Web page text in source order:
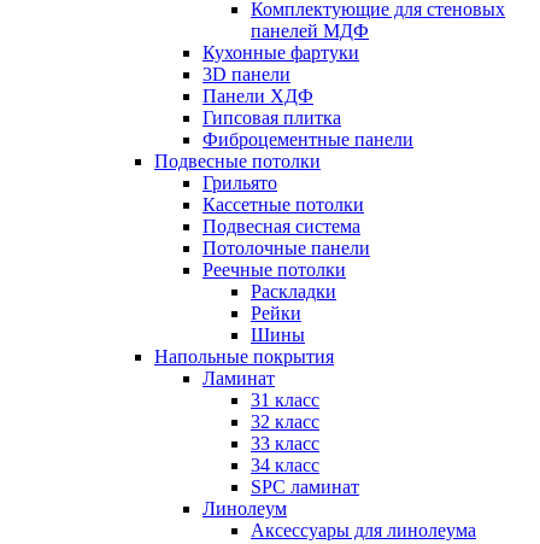
Комплектующие для стеновых
панелей МДФ
Кухонные фартуки
3D панели
Панели ХДФ
Гипсовая плитка
Фиброцементные панели
Подвесные потолки
Грильято
Кассетные потолки
Подвесная система
Потолочные панели
Реечные потолки
Раскладки
Рейки
Шины
Напольные покрытия
Ламинат
31 класс
32 класс
33 класс
34 класс
SPC ламинат
Линолеум
Аксессуары для линолеума